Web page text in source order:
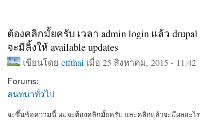
ต้องคลิกมั้ยครับ เวลา admin login แล้ว drupal
จะมีลิ้งให้ available updates
เขียนโดย ctfthaiเมื่อ 25 สิงหาคม, 2015 - 11:42
Forums:
สนทนาทั่วไป
จะขึ้นข้อความนี้ ผมจะต้องคลิกมั้ยครับ และคลิกแล้วจะมีผลอะไร